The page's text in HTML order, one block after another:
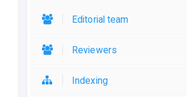
Editorial team
Reviewers
Indexing